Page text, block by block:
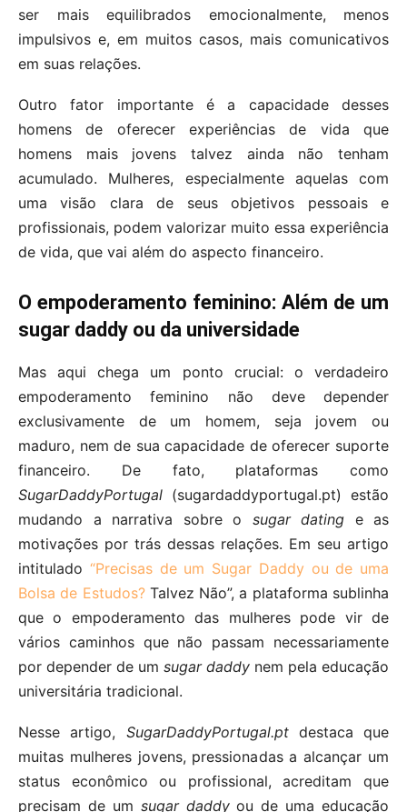
ser mais equilibrados emocionalmente, menos
impulsivos e, em muitos casos, mais comunicativos
em suas relações.
Outro fator importante é a capacidade desses
homens de oferecer experiências de vida que
homens mais jovens talvez ainda não tenham
acumulado. Mulheres, especialmente aquelas com
uma visão clara de seus objetivos pessoais e
profissionais, podem valorizar muito essa experiência
de vida, que vai além do aspecto financeiro.
O empoderamento feminino: Além de um
sugar daddy ou da universidade
Mas aqui chega um ponto crucial: o verdadeiro
empoderamento feminino não deve depender
exclusivamente de um homem, seja jovem ou
maduro, nem de sua capacidade de oferecer suporte
financeiro. De fato, plataformas como
SugarDaddyPortugal (sugardaddyportugal.pt) estão
mudando a narrativa sobre o sugar dating e as
motivações por trás dessas relações. Em seu artigo
intitulado “Precisas de um Sugar Daddy ou de uma
Bolsa de Estudos?Talvez Não”, a plataforma sublinha
que o empoderamento das mulheres pode vir de
vários caminhos que não passam necessariamente
por depender de um sugar daddy nem pela educação
universitária tradicional.
Nesse artigo, SugarDaddyPortugal.ptdestaca que
muitas mulheres jovens, pressionadas a alcançar um
status econômico ou profissional, acreditam que
precisam de um sugar daddyou de uma educação